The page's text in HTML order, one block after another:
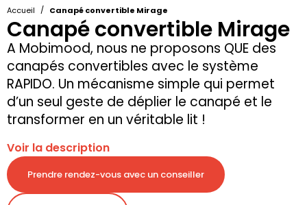
Accueil / Canapé convertible Mirage
Canapé convertible Mirage
A Mobimood, nous ne proposons QUE des
canapés convertibles avec le système
RAPIDO. Un mécanisme simple qui permet
d’un seul geste de déplier le canapé et le
transformer en un véritable lit !
Voir la description
Prendre rendez-vous avec un conseiller